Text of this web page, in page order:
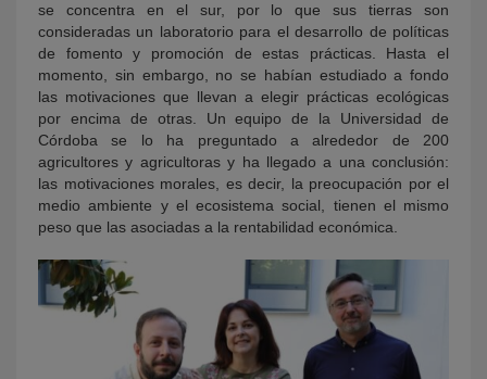
se concentra en el sur, por lo que sus tierras son
consideradas un laboratorio para el desarrollo de políticas
de fomento y promoción de estas prácticas. Hasta el
momento, sin embargo, no se habían estudiado a fondo
las motivaciones que llevan a elegir prácticas ecológicas
por encima de otras. Un equipo de la Universidad de
Córdoba se lo ha preguntado a alrededor de 200
agricultores y agricultoras y ha llegado a una conclusión:
las motivaciones morales, es decir, la preocupación por el
medio ambiente y el ecosistema social, tienen el mismo
peso que las asociadas a la rentabilidad económica.